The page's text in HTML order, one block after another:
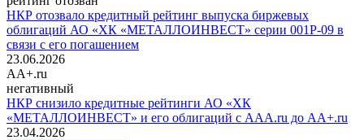
НКР отозвало кредитный рейтинг выпуска биржевых
облигаций АО «ХК «МЕТАЛЛОИНВЕСТ» серии 001Р-09 в
связи с его погашением
23.06.2026
AA+.ru
негативный
НКР снизило кредитные рейтинги АО «ХК
«МЕТАЛЛОИНВЕСТ» и его облигаций с AAA.ru до AA+.ru
23.04.2026